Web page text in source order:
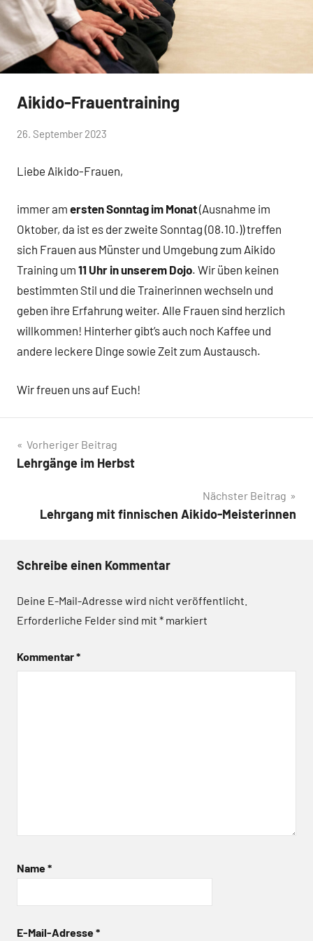
Allgemein
Aikido-Frauentraining
von
Aikikai
26. September 2023
Liebe Aikido-Frauen,
immer am ersten Sonntag im Monat(Ausnahme im
Oktober, da ist es der zweite Sonntag (08.10.)) treffen
sich Frauen aus Münster und Umgebung zum Aikido
Training um 11 Uhr in unserem Dojo. Wir üben keinen
bestimmten Stil und die Trainerinnen wechseln und
geben ihre Erfahrung weiter. Alle Frauen sind herzlich
willkommen! Hinterher gibt’s auch noch Kaffee und
andere leckere Dinge sowie Zeit zum Austausch.
Wir freuen uns auf Euch!
Beitragsnavigation
Vorheriger Beitrag
Lehrgänge im Herbst
Nächster Beitrag
Lehrgang mit finnischen Aikido-Meisterinnen
Schreibe einen Kommentar
Deine E-Mail-Adresse wird nicht veröffentlicht.
Erforderliche Felder sind mit * markiert
Kommentar*
Name*
E-Mail-Adresse*